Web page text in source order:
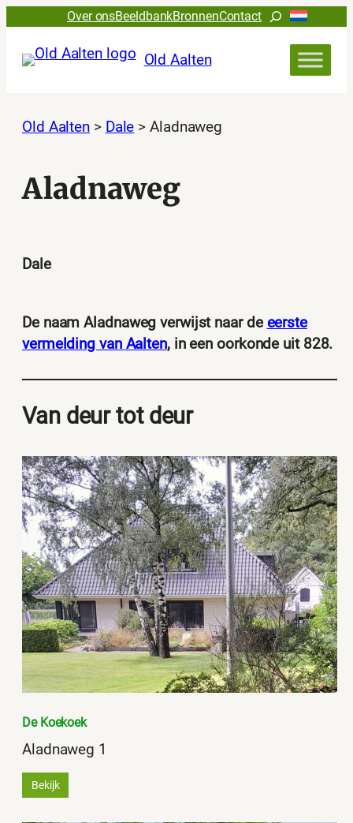
Over onsBeeldbankBronnenContactZoeken
Old Aalten
Old Aalten > Dale >Aladnaweg
Aladnaweg
Dale
De naam Aladnaweg verwijst naar deeerste
vermelding van Aalten, in een oorkonde uit 828.
Van deur tot deur
De Koekoek
Aladnaweg 1
Bekijk